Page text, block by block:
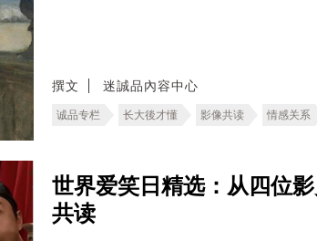
撰文 迷誠品內容中心
诚品专栏 长大後才懂 影像共读 情感关系
世界爱笑日精选：从四位
共读